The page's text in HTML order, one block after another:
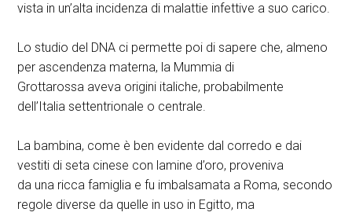
vista in un’alta incidenza di malattie infettive a suo carico.
Lo studio del DNA ci permette poi di sapere che, almeno
per ascendenza materna, la Mummia di
Grottarossa aveva origini italiche, probabilmente
dell’Italia settentrionale o centrale.
La bambina, come è ben evidente dal corredo e dai
vestiti di seta cinese con lamine d’oro, proveniva
da una ricca famiglia e fu imbalsamata a Roma, secondo
regole diverse da quelle in uso in Egitto, ma